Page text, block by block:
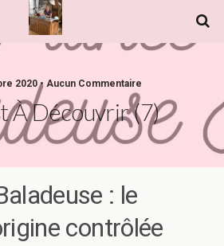
2020 • Aucun Commentaire
À Découvrir (7)
: le
contrôlée